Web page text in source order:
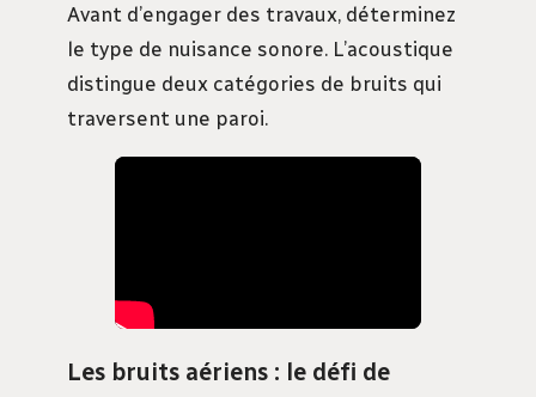
Avant d’engager des travaux, déterminez
le type de nuisance sonore. L’acoustique
distingue deux catégories de bruits qui
traversent une paroi.
Les bruits aériens : le défi de